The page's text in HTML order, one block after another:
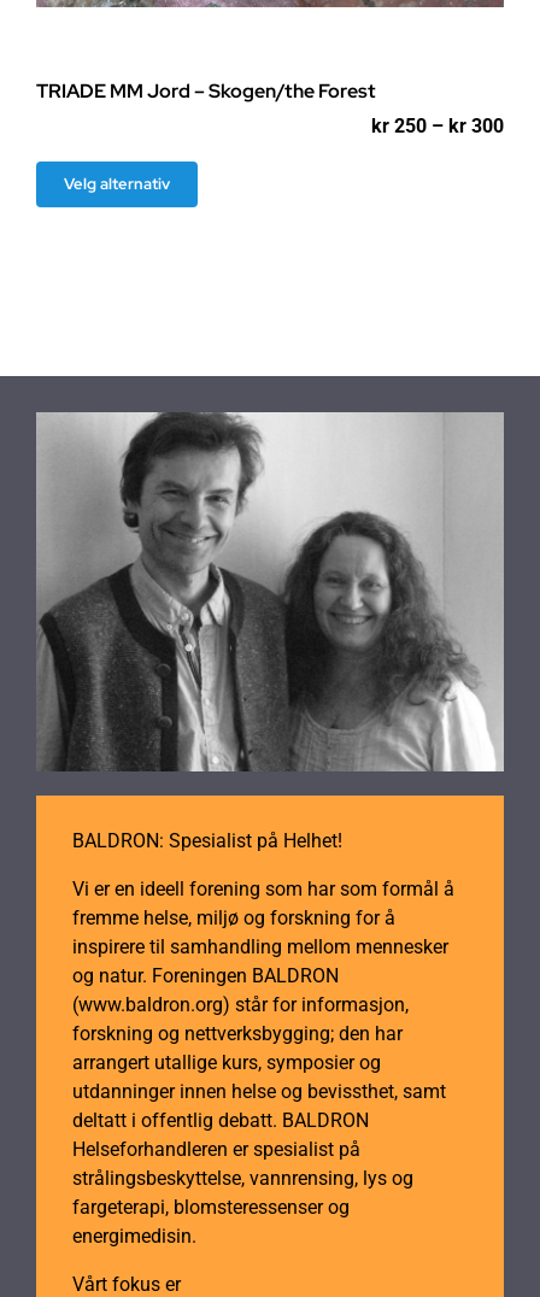
TRIADE MM Jord – Skogen/the Forest
kr 250 – kr 300
Velg alternativ
produktet
kan
på
produktsiden
BALDRON: Spesialist på Helhet!
Vi er en ideell forening som har som formål å
fremme helse, miljø og forskning for å
inspirere til samhandling mellom mennesker
og natur. Foreningen BALDRON
(www.baldron.org) står for informasjon,
forskning og nettverksbygging; den har
arrangert utallige kurs, symposier og
utdanninger innen helse og bevissthet, samt
deltatt i offentlig debatt. BALDRON
Helseforhandleren er spesialist på
strålingsbeskyttelse, vannrensing, lys og
fargeterapi, blomsteressenser og
energimedisin.
Vårt fokus er